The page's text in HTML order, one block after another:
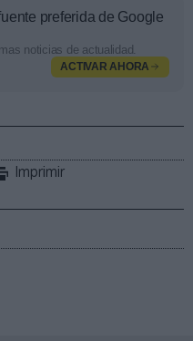
preferida de Google
noticias de actualidad.
ACTIVAR AHORA
Imprimir